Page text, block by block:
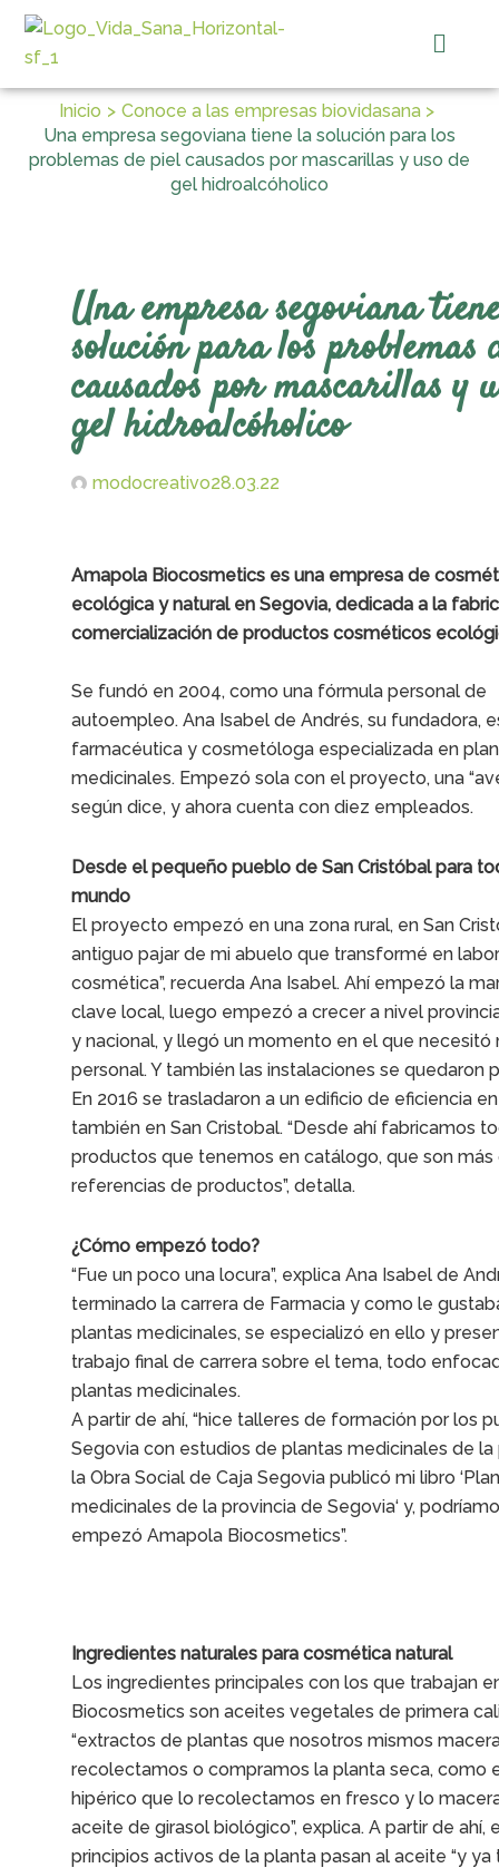
contenido
Menú
Inicio
Conoce a las empresas biovidasana
Una empresa segoviana tiene la solución para los
problemas de piel causados por mascarillas y uso de
gel hidroalcóholico
Una empresa segoviana
solución para los problemas
causados por mascarillas y
gel hidroalcóholico
modocreativo28.03.22
Amapola Biocosmetics es una empresa de
ecológica y natural en Segovia, dedicada a la
comercialización de productos cosméticos
Se fundó en 2004, como una fórmula personal de
autoempleo. Ana Isabel de Andrés, su fundadora,
farmacéutica y cosmetóloga especializada en
medicinales. Empezó sola con el proyecto, una
según dice, y ahora cuenta con diez empleados.
Desde el pequeño pueblo de San Cristóbal para
mundo
El proyecto empezó en una zona rural, en San
antiguo pajar de mi abuelo que transformé en
cosmética”, recuerda Ana Isabel. Ahí empezó la
clave local, luego empezó a crecer a nivel
y nacional, y llegó un momento en el que necesitó
personal. Y también las instalaciones se quedaron
En 2016 se trasladaron a un edificio de eficiencia
también en San Cristobal. “Desde ahí fabricamos
productos que tenemos en catálogo, que son más
referencias de productos”, detalla.
¿Cómo empezó todo?
“Fue un poco una locura”, explica Ana Isabel de
terminado la carrera de Farmacia y como le
plantas medicinales, se especializó en ello y
trabajo final de carrera sobre el tema, todo
plantas medicinales.
A partir de ahí, “hice talleres de formación por los
Segovia con estudios de plantas medicinales de la
la Obra Social de Caja Segovia publicó mi libro
medicinales de la provincia de Segovia‘ y,
empezó Amapola Biocosmetics”.
Ingredientes naturales para cosmética natural
Los ingredientes principales con los que trabajan
Biocosmetics son aceites vegetales de primera
“extractos de plantas que nosotros mismos
recolectamos o compramos la planta seca, como
hipérico que lo recolectamos en fresco y lo
aceite de girasol biológico”, explica. A partir de ahí,
principios activos de la planta pasan al aceite “y